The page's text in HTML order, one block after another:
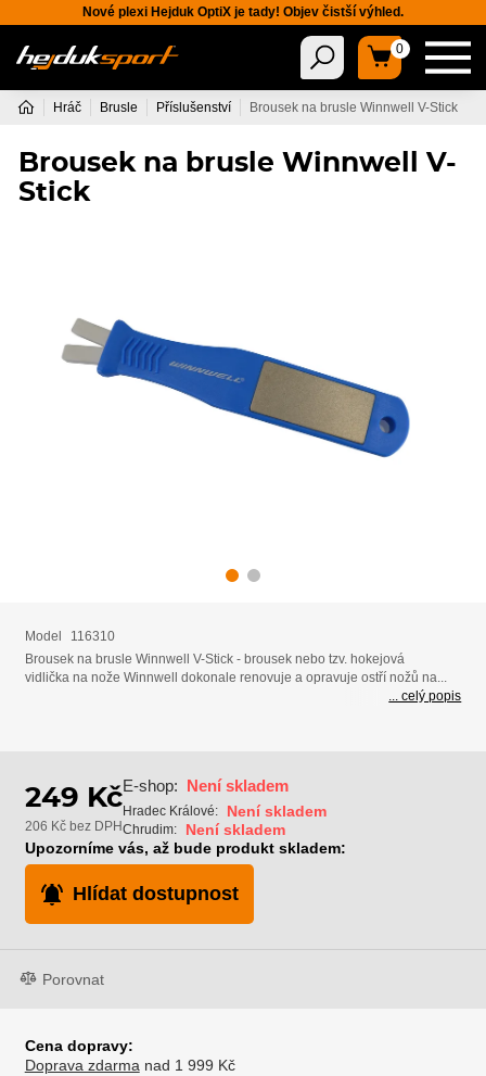
Nové plexi Hejduk OptiX je tady! Objev čistší výhled.
0
Hráč Brusle Příslušenství Brousek na brusle Winnwell V-Stick
Brousek na brusle Winnwell V-
Stick
Model
116310
Brousek na brusle Winnwell V-Stick - brousek nebo tzv. hokejová
vidlička na nože Winnwell dokonale renovuje a opravuje ostří nožů na...
... celý popis
249 Kč
206 Kč bez DPH
E-shop: Není skladem
Hradec Králové: Není skladem
Chrudim:
Není skladem
Upozorníme vás, až bude produkt skladem:
Hlídat dostupnost
Porovnat
Cena dopravy:
Doprava zdarmanad 1 999 Kč